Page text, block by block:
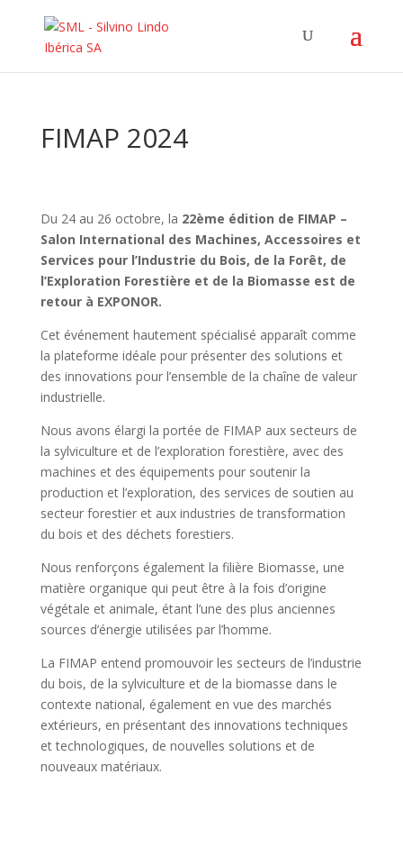
FIMAP 2024
Du 24 au 26 octobre, la 22ème édition de FIMAP –
Salon International des Machines, Accessoires et
Services pour l’Industrie du Bois, de la Forêt, de
l’Exploration Forestière et de la Biomasse est de
retour à EXPONOR.
Cet événement hautement spécialisé apparaît comme
la plateforme idéale pour présenter des solutions et
des innovations pour l’ensemble de la chaîne de valeur
industrielle.
Nous avons élargi la portée de FIMAP aux secteurs de
la sylviculture et de l’exploration forestière, avec des
machines et des équipements pour soutenir la
production et l’exploration, des services de soutien au
secteur forestier et aux industries de transformation
du bois et des déchets forestiers.
Nous renforçons également la filière Biomasse, une
matière organique qui peut être à la fois d’origine
végétale et animale, étant l’une des plus anciennes
sources d’énergie utilisées par l’homme.
La FIMAP entend promouvoir les secteurs de l’industrie
du bois, de la sylviculture et de la biomasse dans le
contexte national, également en vue des marchés
extérieurs, en présentant des innovations techniques
et technologiques, de nouvelles solutions et de
nouveaux matériaux.